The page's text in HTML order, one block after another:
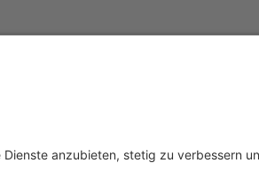
auf unseren Social-Media-Kanälen.